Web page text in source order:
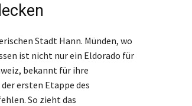
Stadt Hann. Münden, wo
ist nicht nur ein Eldorado für
bekannt für ihre
ersten Etappe des
So zieht das